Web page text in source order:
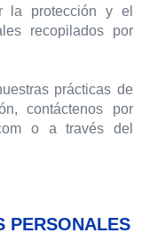
la protección y el
recopilados por
prácticas de
contáctenos por
o a través del
PERSONALES